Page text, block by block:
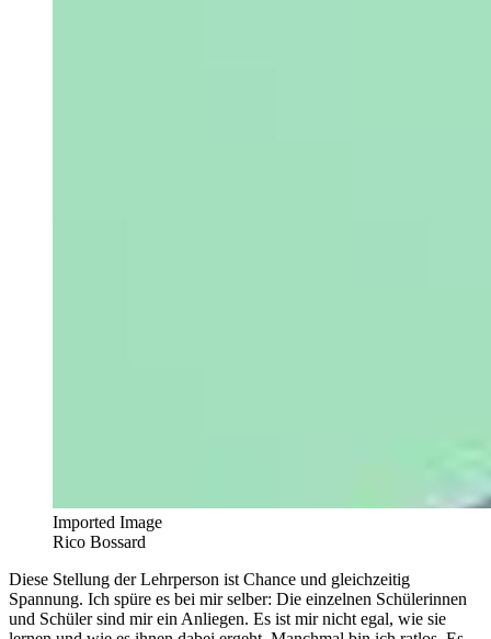
Imported Image
Rico Bossard
Diese Stellung der Lehrperson ist Chance und gleichzeitig
Spannung. Ich spüre es bei mir selber: Die einzelnen Schülerinnen
und Schüler sind mir ein Anliegen. Es ist mir nicht egal, wie sie